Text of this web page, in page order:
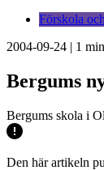
Förskola
2004-09-24 | 1
Bergums
Bergums skola i
Den här artikeln